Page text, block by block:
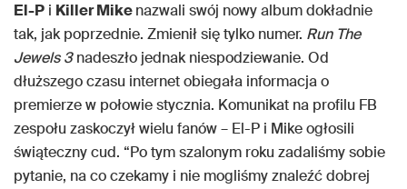
El-P i Killer Mikenazwali swój nowy album dokładnie
tak, jak poprzednie. Zmienił się tylko numer. Run The
Jewels 3nadeszło jednak niespodziewanie. Od
dłuższego czasu internet obiegała informacja o
premierze w połowie stycznia. Komunikat na profilu FB
zespołu zaskoczył wielu fanów – El-P i Mike ogłosili
świąteczny cud. “Po tym szalonym roku zadaliśmy sobie
pytanie, na co czekamy i nie mogliśmy znaleźć dobrej